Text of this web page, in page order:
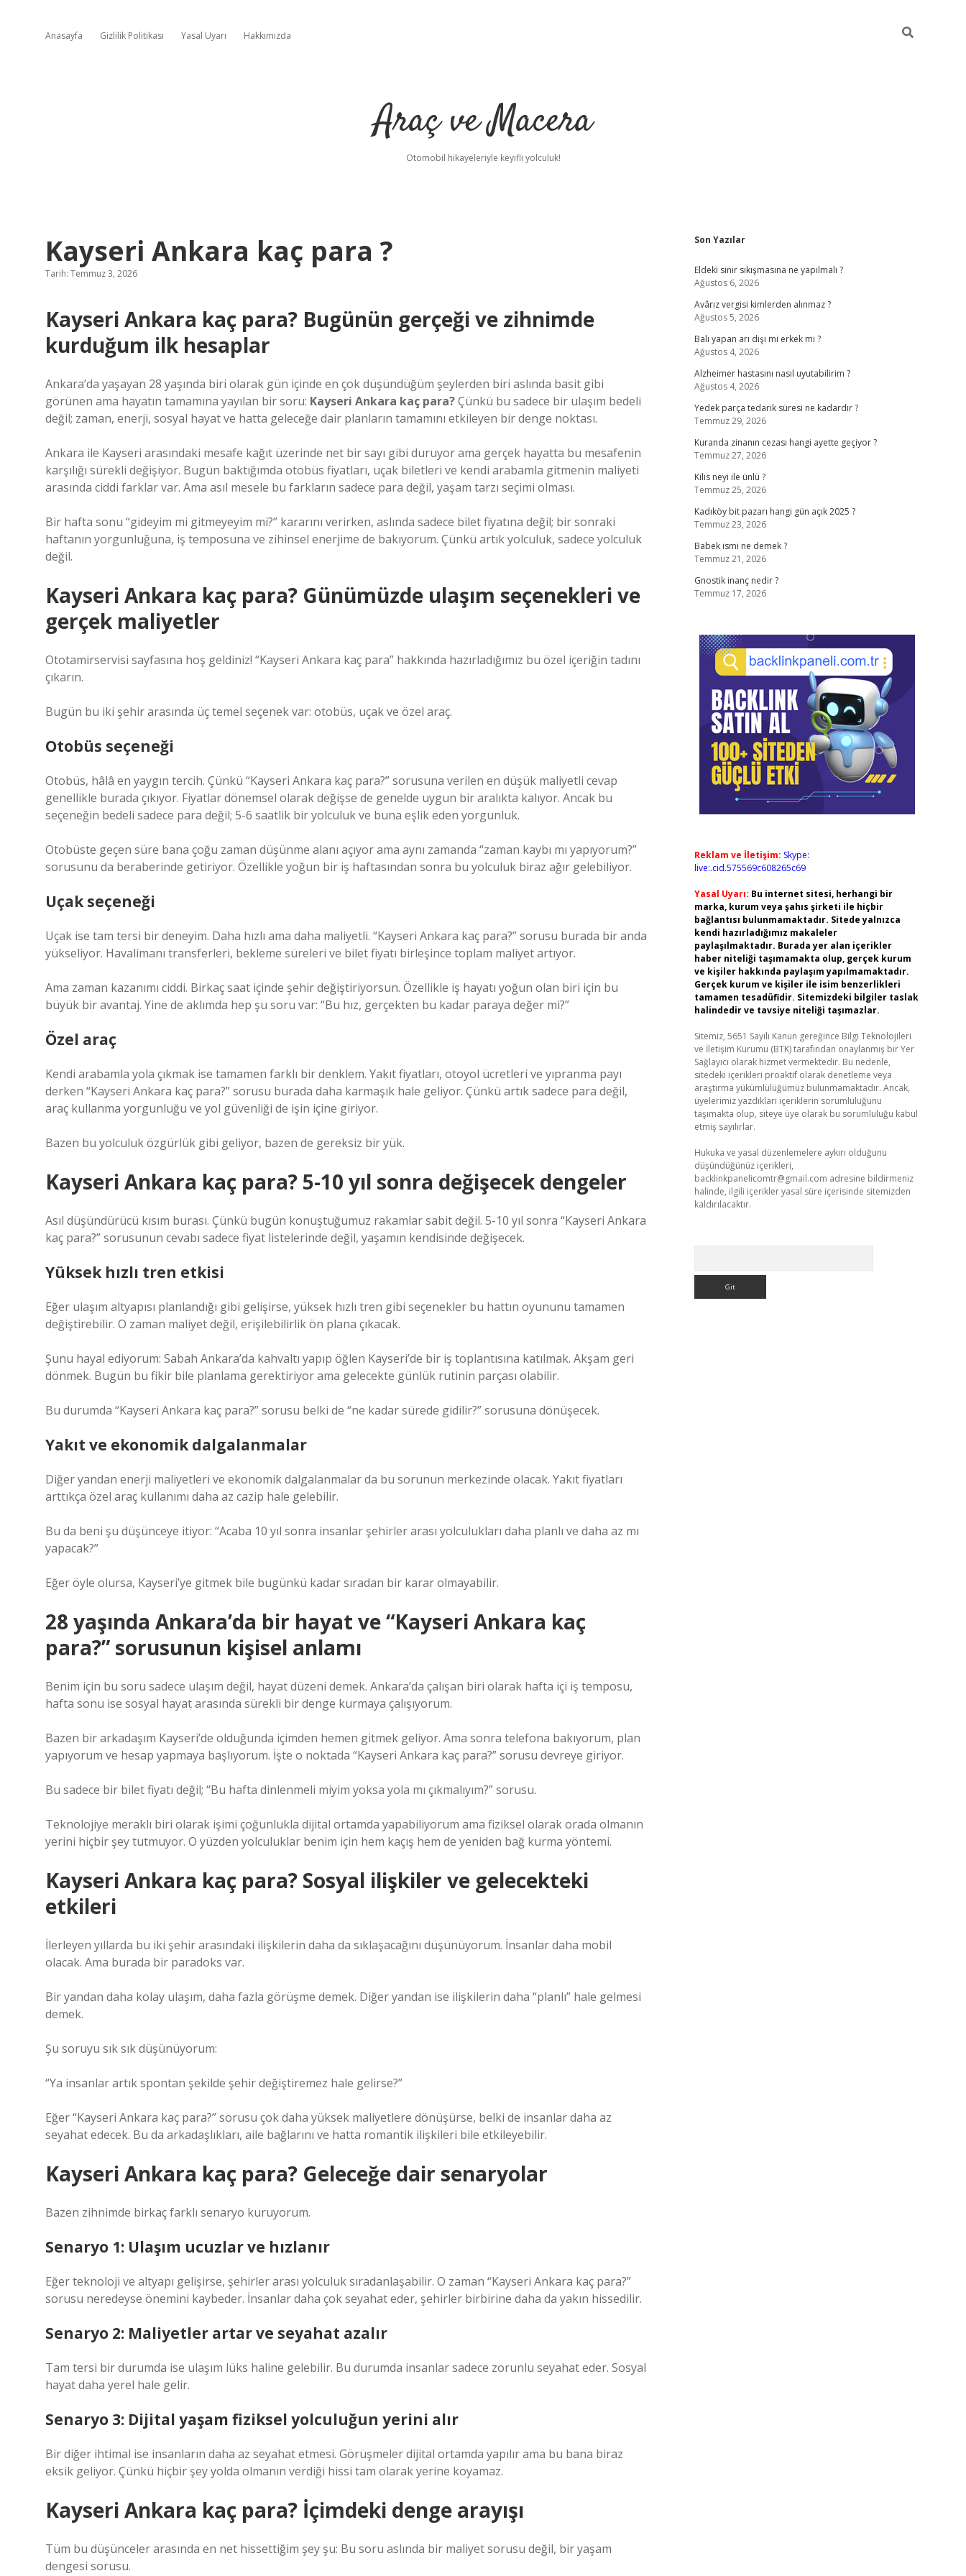
Anasayfa Gizlilik Politikası Yasal Uyarı Hakkımızda
Araç ve Macera
Otomobil hikayeleriyle keyifli yolculuk!
Kayseri Ankara kaç para ?
Tarih: Temmuz 3, 2026
Kayseri Ankara kaç para? Bugünün gerçeği ve zihnimde
kurduğum ilk hesaplar
Ankara’da yaşayan 28 yaşında biri olarak gün içinde en çok düşündüğüm şeylerden biri aslında basit gibi
görünen ama hayatın tamamına yayılan bir soru: Kayseri Ankara kaç para?Çünkü bu sadece bir ulaşım bedeli
değil; zaman, enerji, sosyal hayat ve hatta geleceğe dair planların tamamını etkileyen bir denge noktası.
Ankara ile Kayseri arasındaki mesafe kağıt üzerinde net bir sayı gibi duruyor ama gerçek hayatta bu mesafenin
karşılığı sürekli değişiyor. Bugün baktığımda otobüs fiyatları, uçak biletleri ve kendi arabamla gitmenin maliyeti
arasında ciddi farklar var. Ama asıl mesele bu farkların sadece para değil, yaşam tarzı seçimi olması.
Bir hafta sonu “gideyim mi gitmeyeyim mi?” kararını verirken, aslında sadece bilet fiyatına değil; bir sonraki
haftanın yorgunluğuna, iş temposuna ve zihinsel enerjime de bakıyorum. Çünkü artık yolculuk, sadece yolculuk
değil.
Kayseri Ankara kaç para? Günümüzde ulaşım seçenekleri ve
gerçek maliyetler
Ototamirservisi sayfasına hoş geldiniz! “Kayseri Ankara kaç para” hakkında hazırladığımız bu özel içeriğin tadını
çıkarın.
Bugün bu iki şehir arasında üç temel seçenek var: otobüs, uçak ve özel araç.
Otobüs seçeneği
Otobüs, hâlâ en yaygın tercih. Çünkü “Kayseri Ankara kaç para?” sorusuna verilen en düşük maliyetli cevap
genellikle burada çıkıyor. Fiyatlar dönemsel olarak değişse de genelde uygun bir aralıkta kalıyor. Ancak bu
seçeneğin bedeli sadece para değil; 5-6 saatlik bir yolculuk ve buna eşlik eden yorgunluk.
Otobüste geçen süre bana çoğu zaman düşünme alanı açıyor ama aynı zamanda “zaman kaybı mı yapıyorum?”
sorusunu da beraberinde getiriyor. Özellikle yoğun bir iş haftasından sonra bu yolculuk biraz ağır gelebiliyor.
Uçak seçeneği
Uçak ise tam tersi bir deneyim. Daha hızlı ama daha maliyetli. “Kayseri Ankara kaç para?” sorusu burada bir anda
yükseliyor. Havalimanı transferleri, bekleme süreleri ve bilet fiyatı birleşince toplam maliyet artıyor.
Ama zaman kazanımı ciddi. Birkaç saat içinde şehir değiştiriyorsun. Özellikle iş hayatı yoğun olan biri için bu
büyük bir avantaj. Yine de aklımda hep şu soru var: “Bu hız, gerçekten bu kadar paraya değer mi?”
Özel araç
Kendi arabamla yola çıkmak ise tamamen farklı bir denklem. Yakıt fiyatları, otoyol ücretleri ve yıpranma payı
derken “Kayseri Ankara kaç para?” sorusu burada daha karmaşık hale geliyor. Çünkü artık sadece para değil,
araç kullanma yorgunluğu ve yol güvenliği de işin içine giriyor.
Bazen bu yolculuk özgürlük gibi geliyor, bazen de gereksiz bir yük.
Kayseri Ankara kaç para? 5-10 yıl sonra değişecek dengeler
Asıl düşündürücü kısım burası. Çünkü bugün konuştuğumuz rakamlar sabit değil. 5-10 yıl sonra “Kayseri Ankara
kaç para?” sorusunun cevabı sadece fiyat listelerinde değil, yaşamın kendisinde değişecek.
Yüksek hızlı tren etkisi
Eğer ulaşım altyapısı planlandığı gibi gelişirse, yüksek hızlı tren gibi seçenekler bu hattın oyununu tamamen
değiştirebilir. O zaman maliyet değil, erişilebilirlik ön plana çıkacak.
Şunu hayal ediyorum: Sabah Ankara’da kahvaltı yapıp öğlen Kayseri’de bir iş toplantısına katılmak. Akşam geri
dönmek. Bugün bu fikir bile planlama gerektiriyor ama gelecekte günlük rutinin parçası olabilir.
Bu durumda “Kayseri Ankara kaç para?” sorusu belki de “ne kadar sürede gidilir?” sorusuna dönüşecek.
Yakıt ve ekonomik dalgalanmalar
Diğer yandan enerji maliyetleri ve ekonomik dalgalanmalar da bu sorunun merkezinde olacak. Yakıt fiyatları
arttıkça özel araç kullanımı daha az cazip hale gelebilir.
Bu da beni şu düşünceye itiyor: “Acaba 10 yıl sonra insanlar şehirler arası yolculukları daha planlı ve daha az mı
yapacak?”
Eğer öyle olursa, Kayseri’ye gitmek bile bugünkü kadar sıradan bir karar olmayabilir.
28 yaşında Ankara’da bir hayat ve “Kayseri Ankara kaç
para?” sorusunun kişisel anlamı
Benim için bu soru sadece ulaşım değil, hayat düzeni demek. Ankara’da çalışan biri olarak hafta içi iş temposu,
hafta sonu ise sosyal hayat arasında sürekli bir denge kurmaya çalışıyorum.
Bazen bir arkadaşım Kayseri’de olduğunda içimden hemen gitmek geliyor. Ama sonra telefona bakıyorum, plan
yapıyorum ve hesap yapmaya başlıyorum. İşte o noktada “Kayseri Ankara kaç para?” sorusu devreye giriyor.
Bu sadece bir bilet fiyatı değil; “Bu hafta dinlenmeli miyim yoksa yola mı çıkmalıyım?” sorusu.
Teknolojiye meraklı biri olarak işimi çoğunlukla dijital ortamda yapabiliyorum ama fiziksel olarak orada olmanın
yerini hiçbir şey tutmuyor. O yüzden yolculuklar benim için hem kaçış hem de yeniden bağ kurma yöntemi.
Kayseri Ankara kaç para? Sosyal ilişkiler ve gelecekteki
etkileri
İlerleyen yıllarda bu iki şehir arasındaki ilişkilerin daha da sıklaşacağını düşünüyorum. İnsanlar daha mobil
olacak. Ama burada bir paradoks var.
Bir yandan daha kolay ulaşım, daha fazla görüşme demek. Diğer yandan ise ilişkilerin daha “planlı” hale gelmesi
demek.
Şu soruyu sık sık düşünüyorum:
“Ya insanlar artık spontan şekilde şehir değiştiremez hale gelirse?”
Eğer “Kayseri Ankara kaç para?” sorusu çok daha yüksek maliyetlere dönüşürse, belki de insanlar daha az
seyahat edecek. Bu da arkadaşlıkları, aile bağlarını ve hatta romantik ilişkileri bile etkileyebilir.
Kayseri Ankara kaç para? Geleceğe dair senaryolar
Bazen zihnimde birkaç farklı senaryo kuruyorum.
Senaryo 1: Ulaşım ucuzlar ve hızlanır
Eğer teknoloji ve altyapı gelişirse, şehirler arası yolculuk sıradanlaşabilir. O zaman “Kayseri Ankara kaç para?”
sorusu neredeyse önemini kaybeder. İnsanlar daha çok seyahat eder, şehirler birbirine daha da yakın hissedilir.
Senaryo 2: Maliyetler artar ve seyahat azalır
Tam tersi bir durumda ise ulaşım lüks haline gelebilir. Bu durumda insanlar sadece zorunlu seyahat eder. Sosyal
hayat daha yerel hale gelir.
Senaryo 3: Dijital yaşam fiziksel yolculuğun yerini alır
Bir diğer ihtimal ise insanların daha az seyahat etmesi. Görüşmeler dijital ortamda yapılır ama bu bana biraz
eksik geliyor. Çünkü hiçbir şey yolda olmanın verdiği hissi tam olarak yerine koyamaz.
Kayseri Ankara kaç para? İçimdeki denge arayışı
Tüm bu düşünceler arasında en net hissettiğim şey şu: Bu soru aslında bir maliyet sorusu değil, bir yaşam
dengesi sorusu.
Sidebar
Son Yazılar
Eldeki sinir sıkışmasına ne yapılmalı ?
Ağustos 6, 2026
Avârız vergisi kimlerden alınmaz ?
Ağustos 5, 2026
Balı yapan arı dişi mi erkek mi ?
Ağustos 4, 2026
Alzheimer hastasını nasıl uyutabilirim ?
Ağustos 4, 2026
Yedek parça tedarik süresi ne kadardır ?
Temmuz 29, 2026
Kuranda zinanın cezası hangi ayette geçiyor ?
Temmuz 27, 2026
Kilis neyi ile ünlü ?
Temmuz 25, 2026
Kadıköy bit pazarı hangi gün açık 2025 ?
Temmuz 23, 2026
Babek ismi ne demek ?
Temmuz 21, 2026
Gnostik inanç nedir ?
Temmuz 17, 2026
Reklam ve İletişim: Skype:
live:.cid.575569c608265c69
Yasal Uyarı: Bu internet sitesi, herhangi bir
marka, kurum veya şahıs şirketi ile hiçbir
bağlantısı bulunmamaktadır. Sitede yalnızca
kendi hazırladığımız makaleler
paylaşılmaktadır. Burada yer alan içerikler
haber niteliği taşımamakta olup, gerçek kurum
ve kişiler hakkında paylaşım yapılmamaktadır.
Gerçek kurum ve kişiler ile isim benzerlikleri
tamamen tesadüfidir. Sitemizdeki bilgiler taslak
halindedir ve tavsiye niteliği taşımazlar.
Sitemiz, 5651 Sayılı Kanun gereğince Bilgi Teknolojileri
ve İletişim Kurumu (BTK) tarafından onaylanmış bir Yer
Sağlayıcı olarak hizmet vermektedir. Bu nedenle,
sitedeki içerikleri proaktif olarak denetleme veya
araştırma yükümlülüğümüz bulunmamaktadır. Ancak,
üyelerimiz yazdıkları içeriklerin sorumluluğunu
taşımakta olup, siteye üye olarak bu sorumluluğu kabul
etmiş sayılırlar.
Hukuka ve yasal düzenlemelere aykırı olduğunu
düşündüğünüz içerikleri,
backlinkpanelicomtr@gmail.com adresine bildirmeniz
halinde, ilgili içerikler yasal süre içerisinde sitemizden
kaldırılacaktır.